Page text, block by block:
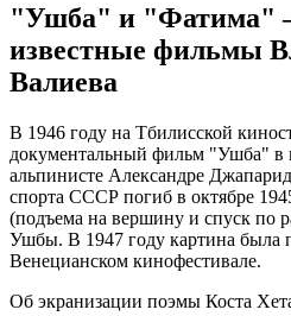
"Ушба" и "Фатима"
известные фильмы
Валиева
В 1946 году на Тбилисской
документальный фильм "Ушба" в
альпинисте Александре
спорта СССР погиб в октябре
(подъема на вершину и спуск по
Ушбы. В 1947 году картина была
Венецианском кинофестивале.
Об экранизации поэмы Коста